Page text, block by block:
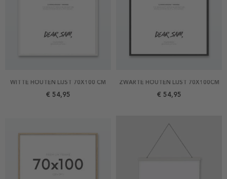
WITTE HOUTEN LIJST 70X100 CM
€ 54,95
ZWARTE HOUTEN LIJST 70X100CM
€ 54,95